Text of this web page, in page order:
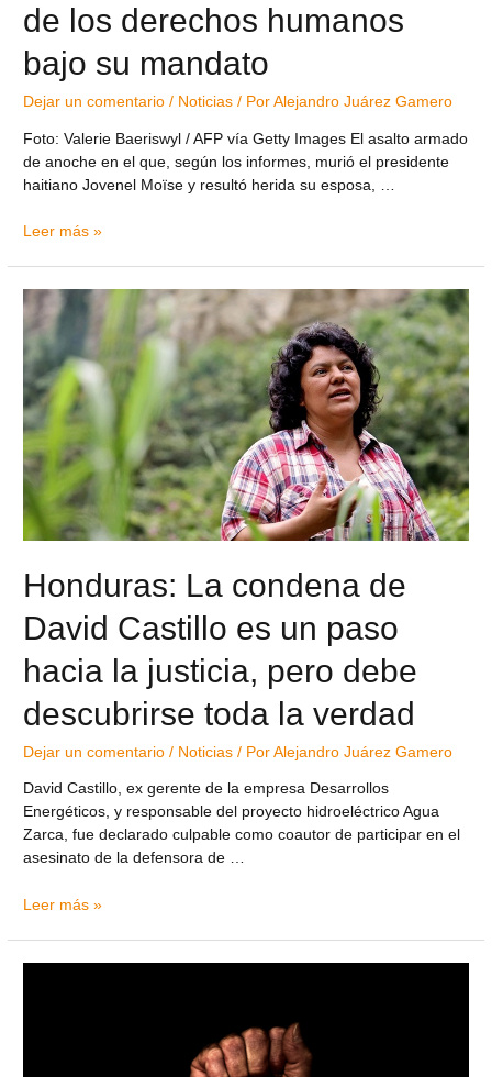
de los derechos humanos
bajo su mandato
Dejar un comentario / Noticias / PorAlejandro Juárez Gamero
Foto: Valerie Baeriswyl / AFP vía Getty Images El asalto armado
de anoche en el que, según los informes, murió el presidente
haitiano Jovenel Moïse y resultó herida su esposa, …
Leer más »
Honduras: La condena de
David Castillo es un paso
hacia la justicia, pero debe
descubrirse toda la verdad
Dejar un comentario / Noticias / PorAlejandro Juárez Gamero
David Castillo, ex gerente de la empresa Desarrollos
Energéticos, y responsable del proyecto hidroeléctrico Agua
Zarca, fue declarado culpable como coautor de participar en el
asesinato de la defensora de …
Leer más »